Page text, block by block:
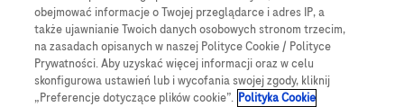
Global Roche
Platforma Accu-Chek Care
Global Roche Diabetologia
obejmować informacje o Twojej przeglądarce i adres IP, a
także ujawnianie Twoich danych osobowych stronom trzecim,
na zasadach opisanych w naszej Polityce Cookie / Polityce
Prywatności. Aby uzyskać więcej informacji oraz w celu
skonfigurowa ustawień lub i wycofania swojej zgody, kliknij
„Preferencje dotyczące plików cookie”. Polityka Cookie